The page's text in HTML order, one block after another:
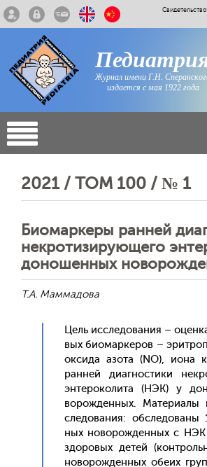
Журнал имени Г.Н.
издается с мая 1922 года
2021 / ТОМ 100 / № 1
Биомаркеры ранней
некротизирующего
доношенных
Т.А. Маммадова
Цель ис­сле­дова­ния –
вых би­омар­ке­ров –
ок­си­да азо­та (NO), и­она
ран­ней ди­аг­ности­ки
эн­те­роко­лита (НЭК) у
ворож­денных.
сле­дова­ния:
ных но­ворож­денных с
здо­ровых де­тей
но­ворож­денных обе­их